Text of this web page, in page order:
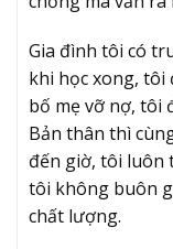
Gia đình tôi có
khi học xong, tôi
bố mẹ vỡ nợ, tôi
Bản thân thì
đến giờ, tôi luôn
tôi không buôn
chất lượng.